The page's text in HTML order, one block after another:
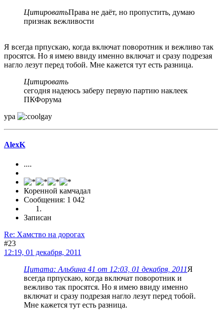
ЦитироватьПрава не даёт, но пропустить, думаю
признак вежливости
Я всегда прпускаю, когда включат поворотник и вежливо так
просятся. Но я имею ввиду именно включат и сразу подрезая
нагло лезут перед тобой. Мне кажется тут есть разница.
Цитировать
сегодня надеюсь заберу первую партию наклеек
ПКФорума
ура
AlexK
....
Коренной камчадал
Сообщения: 1 042
Записан
Re: Хамство на дорогах
#23
12:19, 01 декабря, 2011
Цитата: Альбина 41 от 12:03, 01 декабря, 2011Я
всегда прпускаю, когда включат поворотник и
вежливо так просятся. Но я имею ввиду именно
включат и сразу подрезая нагло лезут перед тобой.
Мне кажется тут есть разница.